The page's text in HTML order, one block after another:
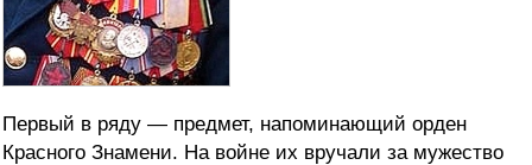
Первый в ряду — предмет, напоминающий орден
Красного Знамени. На войне их вручали за мужество